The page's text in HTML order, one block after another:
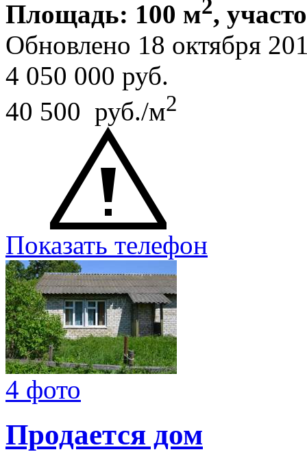
Площадь: 100 м2,
Обновлено 18 октября
4 050 000 руб.
40 500 руб./м2
Показать телефон
4 фото
Продается дом